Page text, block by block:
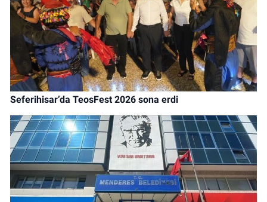
Seferihisar’da TeosFest 2026 sona erdi